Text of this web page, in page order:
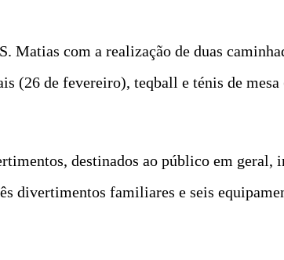
Matias com a realização de duas
(26 de fevereiro), teqball e ténis de
destinados ao público em geral,
divertimentos familiares e seis